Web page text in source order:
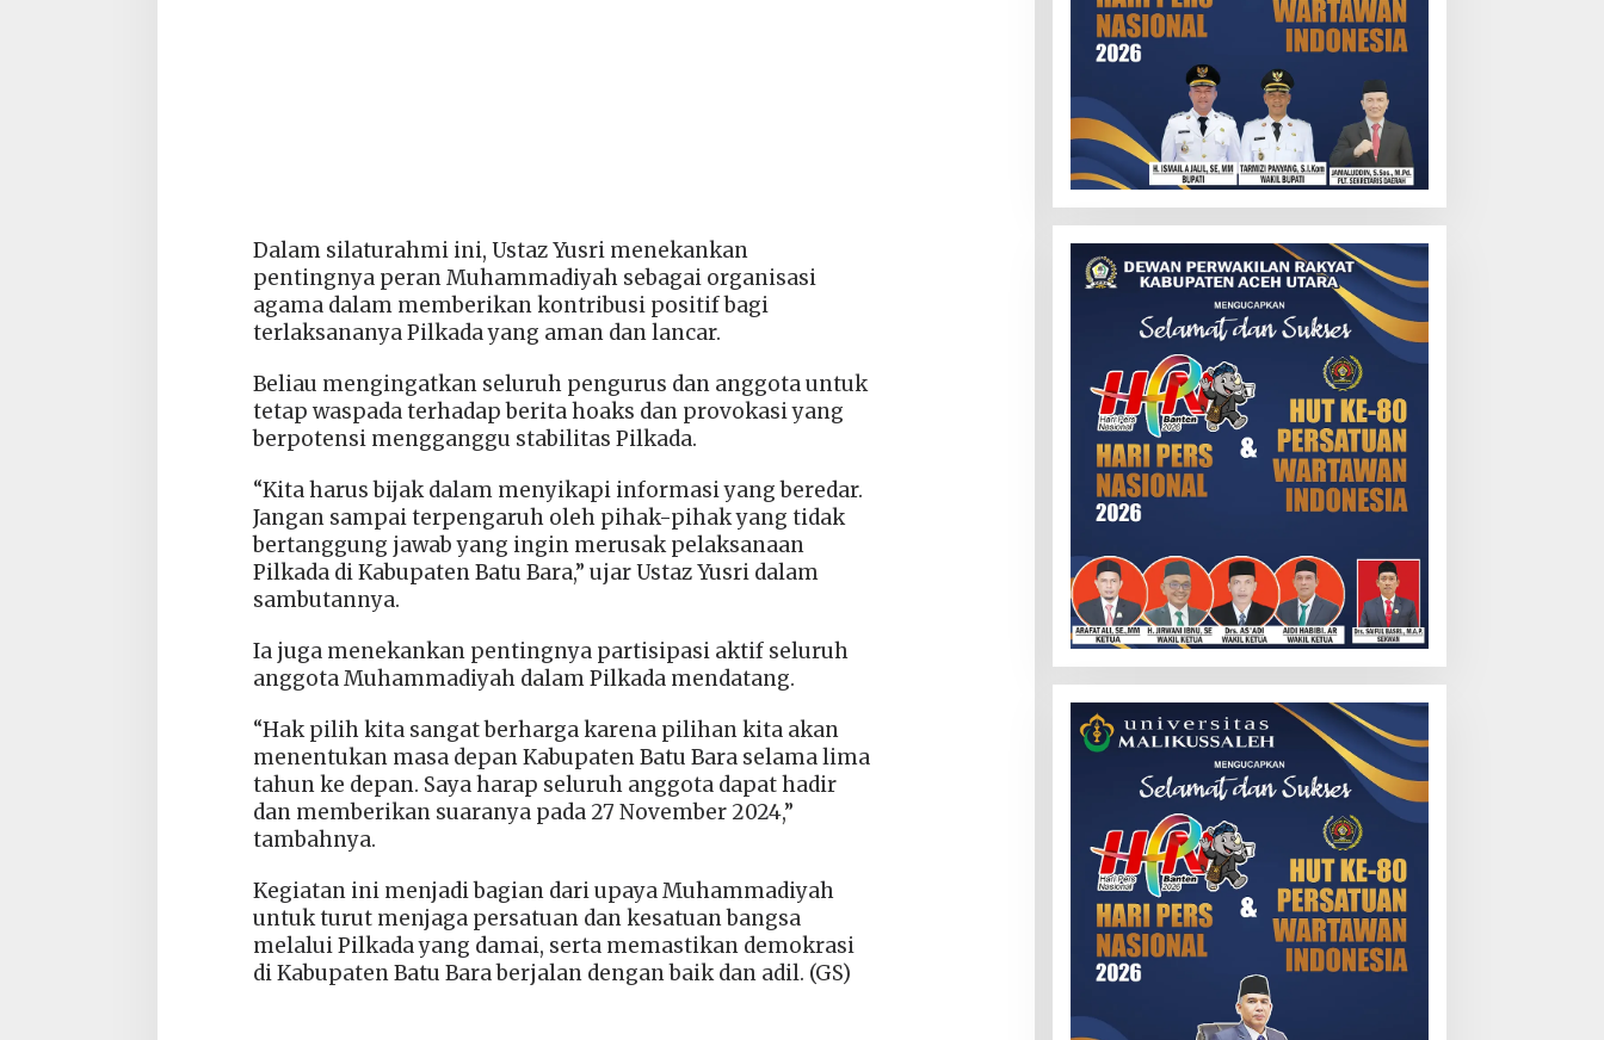
Dalam silaturahmi ini, Ustaz Yusri menekankan
pentingnya peran Muhammadiyah sebagai organisasi
agama dalam memberikan kontribusi positif bagi
terlaksananya Pilkada yang aman dan lancar.
Beliau mengingatkan seluruh pengurus dan anggota untuk
tetap waspada terhadap berita hoaks dan provokasi yang
berpotensi mengganggu stabilitas Pilkada.
“Kita harus bijak dalam menyikapi informasi yang beredar.
Jangan sampai terpengaruh oleh pihak-pihak yang tidak
bertanggung jawab yang ingin merusak pelaksanaan
Pilkada di Kabupaten Batu Bara,” ujar Ustaz Yusri dalam
sambutannya.
Ia juga menekankan pentingnya partisipasi aktif seluruh
anggota Muhammadiyah dalam Pilkada mendatang.
“Hak pilih kita sangat berharga karena pilihan kita akan
menentukan masa depan Kabupaten Batu Bara selama lima
tahun ke depan. Saya harap seluruh anggota dapat hadir
dan memberikan suaranya pada 27 November 2024,”
tambahnya.
Kegiatan ini menjadi bagian dari upaya Muhammadiyah
untuk turut menjaga persatuan dan kesatuan bangsa
melalui Pilkada yang damai, serta memastikan demokrasi
di Kabupaten Batu Bara berjalan dengan baik dan adil. (GS)